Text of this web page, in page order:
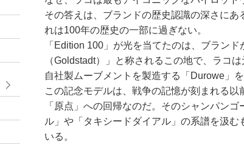
その答えは、ブランドの歴史認識の深さに
れは100年の歴史の一部に過ぎない。
「Edition 100」が光を当てたのは、ブラン
（Goldstadt）」と称されるこの地で、ラコ
自社製ムーブメントを製造する「Durowe」
この記念モデルは、戦争の記憶が刻まれる
「原点」への回帰なのだ。そのシャンパン
ル」や「タキシードダイアル」の系譜を汲
いる。